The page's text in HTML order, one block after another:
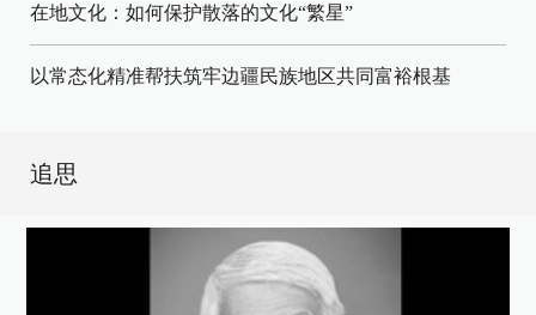
在地文化：如何保护散落的文化“繁星”
以常态化精准帮扶筑牢边疆民族地区共同富裕根基
追思